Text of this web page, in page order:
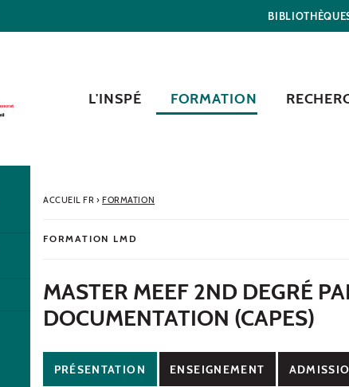
L'INSPÉ FORMATION
ACCUEIL FR› FORMATION
FORMATION LMD
MASTER MEEF 2ND DEGRÉ
DOCUMENTATION (CAPES)
PRÉSENTATION ENSEIGNEMENT